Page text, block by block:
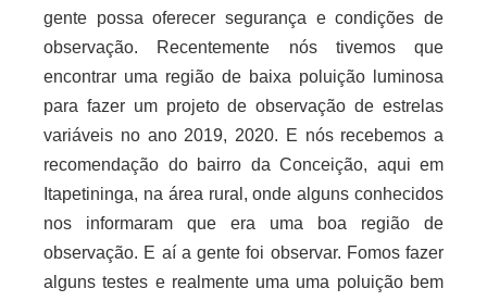
gente possa oferecer segurança e condições de
observação. Recentemente nós tivemos que
encontrar uma região de baixa poluição luminosa
para fazer um projeto de observação de estrelas
variáveis no ano 2019, 2020. E nós recebemos a
recomendação do bairro da Conceição, aqui em
Itapetininga, na área rural, onde alguns conhecidos
nos informaram que era uma boa região de
observação. E aí a gente foi observar. Fomos fazer
alguns testes e realmente uma uma poluição bem